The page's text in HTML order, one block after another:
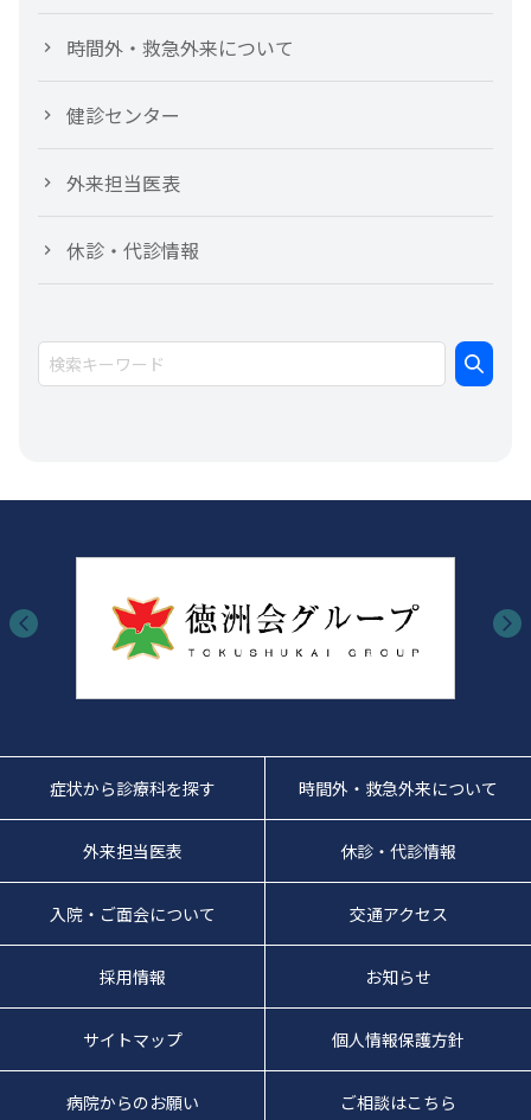
時間外・救急外来について
健診センター
外来担当医表
休診・代診情報
症状から診療科を探す 時間外・救急外来について
外来担当医表 休診・代診情報
入院・ご面会について 交通アクセス
採用情報 お知らせ
サイトマップ 個人情報保護方針
病院からのお願い ご相談はこちら